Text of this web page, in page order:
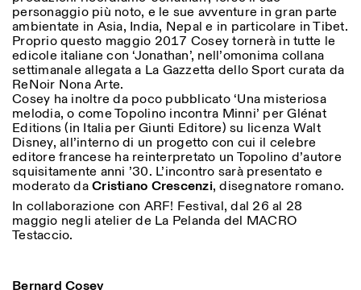
Facebook Instagram Linkedin Vimeo
Privacy Policy
Saturday/Sunday: 11:00-
18:30
GUIDED TOURS:
By appointment only
(Italian, English)
Cost: 10€ per person
For bookings:
visite@istitutosvizzero.it
Animals are not permitted
Length (days)
1
365
personaggio più noto, e le sue avventure in gran parte
ambientate in Asia, India, Nepal e in particolare in Tibet.
Proprio questo maggio 2017 Cosey tornerà in tutte le
edicole italiane con ‘Jonathan’, nell’omonima collana
settimanale allegata a La Gazzetta dello Sport curata da
ReNoir Nona Arte.
Cosey ha inoltre da poco pubblicato ‘Una misteriosa
melodia, o come Topolino incontra Minni’ per Glénat
Editions (in Italia per Giunti Editore) su licenza Walt
Disney, all’interno di un progetto con cui il celebre
editore francese ha reinterpretato un Topolino d’autore
squisitamente anni ’30. L’incontro sarà presentato e
moderato daCristiano Crescenzi, disegnatore romano.
In collaborazione con ARF! Festival, dal 26 al 28
maggio negli atelier de La Pelanda del MACRO
Testaccio.
Bernard Cosey